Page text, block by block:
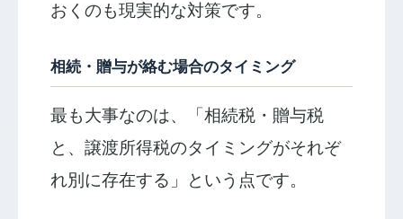
おくのも現実的な対策です。
相続・贈与が絡む場合のタイミング
最も大事なのは、「相続税・贈与税
と、譲渡所得税のタイミングがそれぞ
れ別に存在する」という点です。